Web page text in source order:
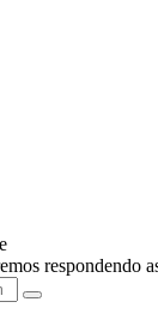
respondendo